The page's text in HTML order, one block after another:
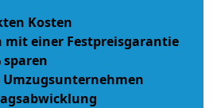
Kosten
mit einer Festpreisgarantie
sparen